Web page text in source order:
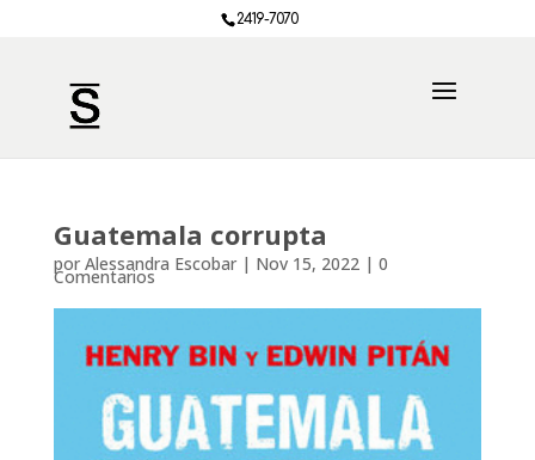
2419-7070
Guatemala corrupta
por Alessandra Escobar| Nov 15, 2022| 0
Comentarios